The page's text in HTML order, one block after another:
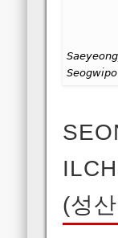
(성